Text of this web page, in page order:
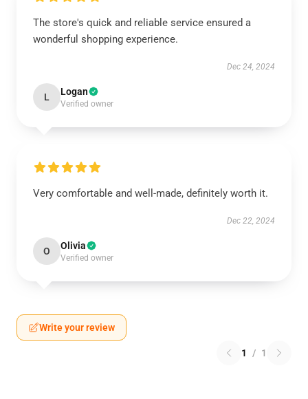
The store's quick and reliable service ensured a
wonderful shopping experience.
Dec 24, 2024
L Logan
Verified owner
Very comfortable and well-made, definitely worth it.
Dec 22, 2024
O Olivia
Verified owner
Write your review
1 / 1